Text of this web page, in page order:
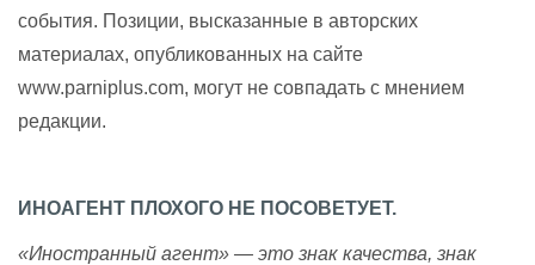
события. Позиции, высказанные в авторских
материалах, опубликованных на сайте
www.parniplus.com, могут не совпадать с мнением
редакции.
ИНОАГЕНТ ПЛОХОГО НЕ ПОСОВЕТУЕТ.
«Иностранный агент» — это знак качества, знак